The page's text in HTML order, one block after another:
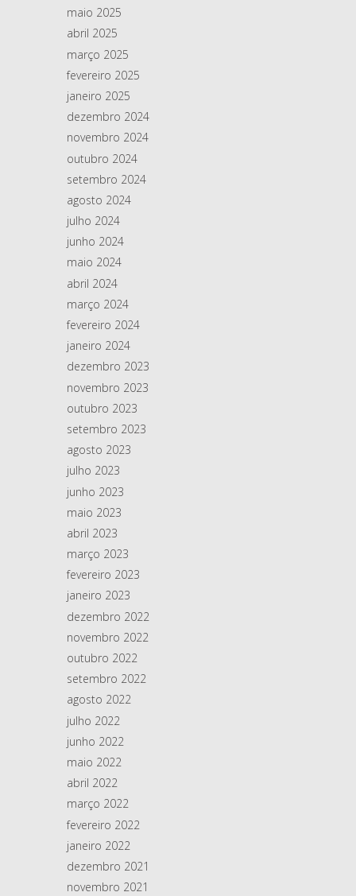
maio 2025
abril 2025
março 2025
fevereiro 2025
janeiro 2025
dezembro 2024
novembro 2024
outubro 2024
setembro 2024
agosto 2024
julho 2024
junho 2024
maio 2024
abril 2024
março 2024
fevereiro 2024
janeiro 2024
dezembro 2023
novembro 2023
outubro 2023
setembro 2023
agosto 2023
julho 2023
junho 2023
maio 2023
abril 2023
março 2023
fevereiro 2023
janeiro 2023
dezembro 2022
novembro 2022
outubro 2022
setembro 2022
agosto 2022
julho 2022
junho 2022
maio 2022
abril 2022
março 2022
fevereiro 2022
janeiro 2022
dezembro 2021
novembro 2021